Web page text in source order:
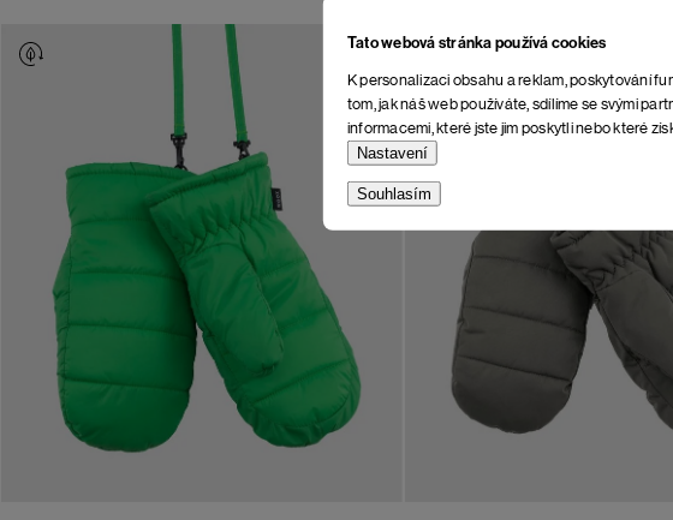
Tato webová stránka používá cookies
K personalizaci obsahu a reklam, poskytování
tom, jak náš web používáte, sdílíme se svými
informacemi, které jste jim poskytli nebo které
Nastavení
Souhlasím